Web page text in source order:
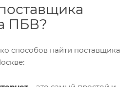
ПБВ?
способов найти поставщика